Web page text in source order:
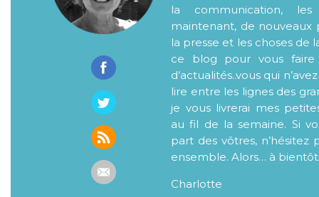
la communication,
maintenant, de nouveaux
la presse et les choses de
ce blog pour vous faire
d’actualités..vous qui
lire entre les lignes des
je vous livrerai mes
au fil de la semaine. Si
part des vôtres, n’hésitez
ensemble. Alors… à bientôt
Charlotte